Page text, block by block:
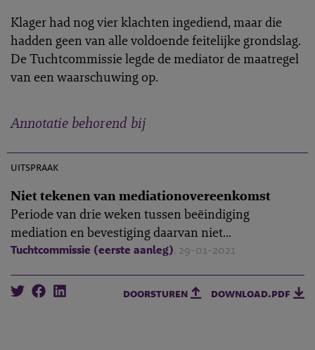
Klager had nog vier klachten ingediend, maar die
hadden geen van alle voldoende feitelijke grondslag.
De Tuchtcommissie legde de mediator de maatregel
van een waarschuwing op.
Annotatie behorend bij
uitspraak
Niet tekenen van mediationovereenkomst
Periode van drie weken tussen beëindiging
mediation en bevestiging daarvan niet...
Tuchtcommissie (eerste aanleg), 29-01-2021
doorsturen download.pdf